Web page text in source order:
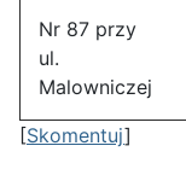
Nr 87 przy
ul.
Malowniczej
[Skomentuj]